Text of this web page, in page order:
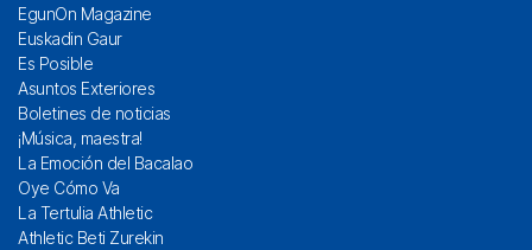
EgunOn Magazine
Euskadin Gaur
Es Posible
Asuntos Exteriores
Boletines de noticias
¡Música, maestra!
La Emoción del Bacalao
Oye Cómo Va
La Tertulia Athletic
Athletic Beti Zurekin